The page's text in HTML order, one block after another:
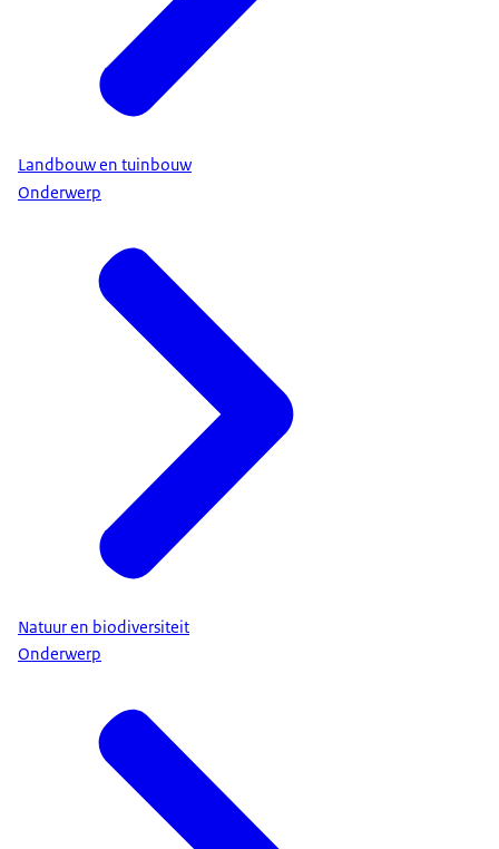
Landbouw en tuinbouw
Onderwerp
Natuur en biodiversiteit
Onderwerp